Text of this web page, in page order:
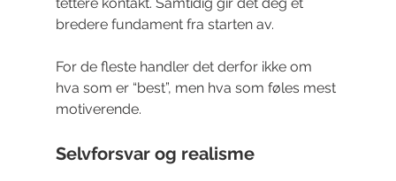
bredere fundament fra starten av.
For de fleste handler det derfor ikke om
hva som er “best”, men hva som føles mest
motiverende.
Selvforsvar og realisme